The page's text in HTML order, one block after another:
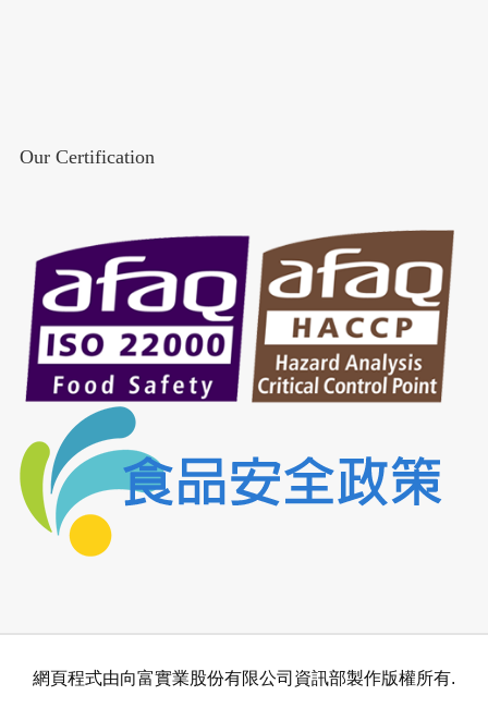
Our Certification
網頁程式由向富實業股份有限公司資訊部製作版權所有.